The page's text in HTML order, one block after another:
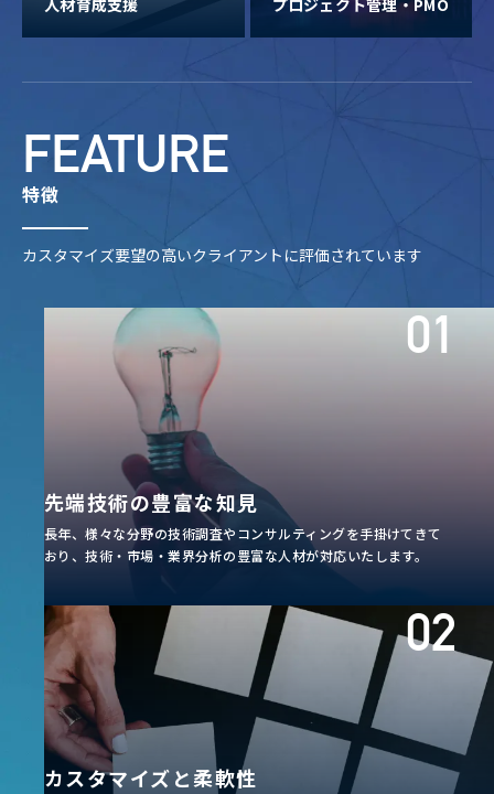
人材育成支援
プロジェクト管理・PMO
FEATURE
特徴
カスタマイズ要望の高いクライアントに評価されています
先端技術の豊富な知見
長年、様々な分野の技術調査やコンサルティングを手掛けてきて
おり、技術・市場・業界分析の豊富な人材が対応いたします。
カスタマイズと柔軟性